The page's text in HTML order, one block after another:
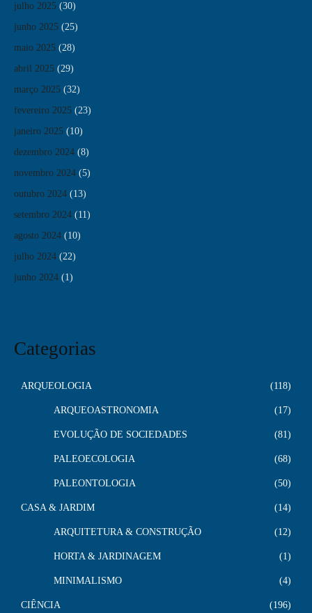
julho 2025 (30)
junho 2025 (25)
maio 2025 (28)
abril 2025 (29)
março 2025 (32)
fevereiro 2025 (23)
janeiro 2025 (10)
dezembro 2024 (8)
novembro 2024 (5)
outubro 2024 (13)
setembro 2024 (11)
agosto 2024 (10)
julho 2024 (22)
junho 2024 (1)
Categorias
ARQUEOLOGIA 118
ARQUEOASTRONOMIA 17
EVOLUÇÃO DE SOCIEDADES 81
PALEOECOLOGIA 68
PALEONTOLOGIA 50
CASA & JARDIM 14
ARQUITETURA & CONSTRUÇÃO 12
HORTA & JARDINAGEM 1
MINIMALISMO 4
CIÊNCIA 196